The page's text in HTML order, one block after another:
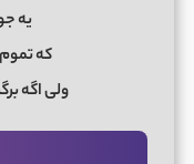
یه
که
ولی اگه